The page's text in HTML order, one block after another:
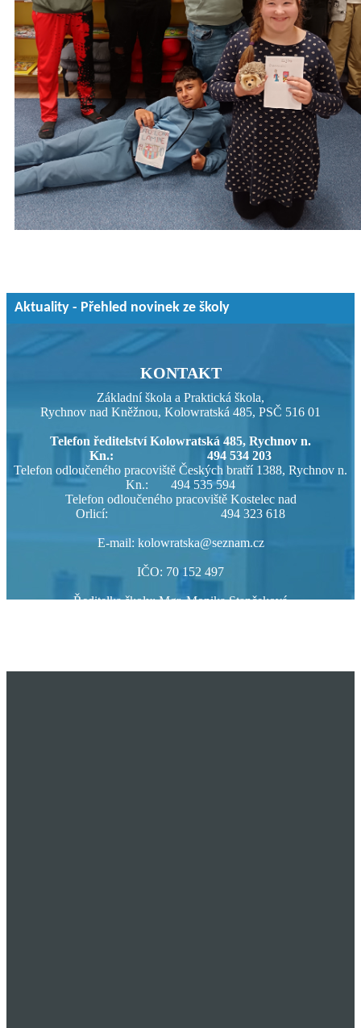
Aktuality - Přehled novinek ze školy
KONTAKT
Základní škola a Praktická škola,
Rychnov nad Kněžnou, Kolowratská 485, PSČ 516 01
Telefon ředitelství Kolowratská 485, Rychnov n.
Kn.: 494 534 203
Telefon odloučeného pracoviště Českých bratří 1388, Rychnov n.
Kn.: 494 535 594
Telefon odloučeného pracoviště Kostelec nad
Orlicí: 494 323 618
E-mail: kolowratska@seznam.cz
IČO: 70 152 497
Ředitelka školy: Mgr. Monika Stančeková